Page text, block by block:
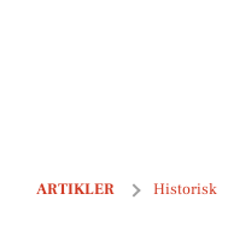
ARTIKLER Historisk
Derfor fejrer vi